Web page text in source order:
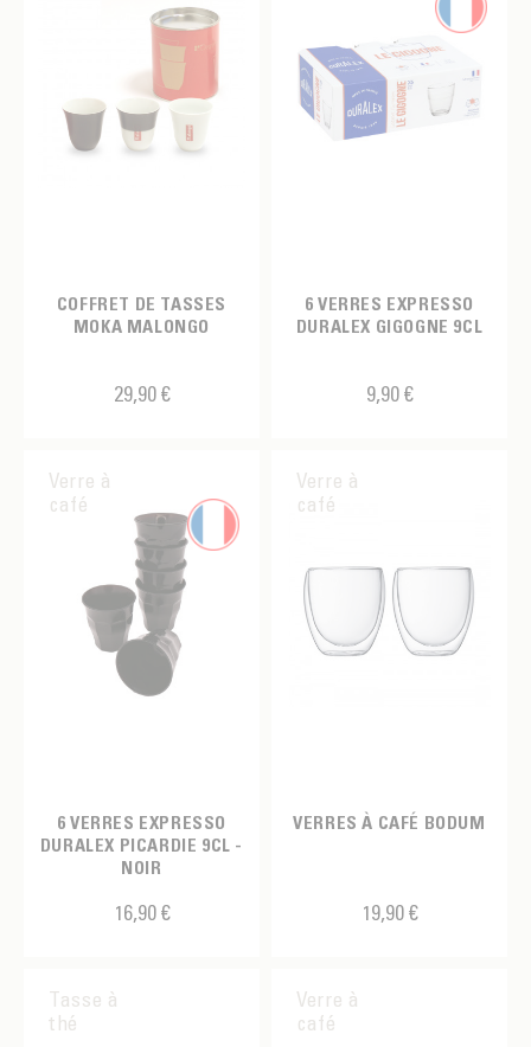
COFFRET DE TASSES
MOKA MALONGO
29,90 €
6 VERRES EXPRESSO
DURALEX GIGOGNE 9CL
9,90 €
Verre à
café
6 VERRES EXPRESSO
DURALEX PICARDIE 9CL -
NOIR
16,90 €
Verre à
café
VERRES À CAFÉ BODUM
19,90 €
Tasse à
thé
Verre à
café